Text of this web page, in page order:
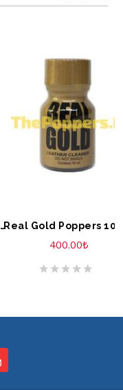
Gold Hero Extra Strong Poppers 10 MLSEPETE EKLE
Real Gold Poppers 10
400.00₺